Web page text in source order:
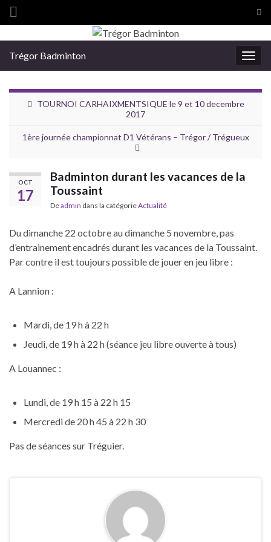
Search for:
Trégor Badminton
TOURNOI CARHAIXMENTSIQUE le 9 et 10 decembre
2017
1ère journée championnat D1 Vétérans – Trégor / Trégueux
OCT
17
Badminton durant les vacances de la
Toussaint
Deadmin dans la catégorieActualité
Du dimanche 22 octobre au dimanche 5 novembre, pas
d’entrainement encadrés durant les vacances de la Toussaint.
Par contre il est toujours possible de jouer en jeu libre :
A Lannion :
Mardi, de 19 h à 22 h
Jeudi, de 19 h à 22 h (séance jeu libre ouverte à tous)
A Louannec :
Lundi, de 19 h 15 à 22 h 15
Mercredi de 20 h 45 à 22 h 30
Pas de séances sur Tréguier.